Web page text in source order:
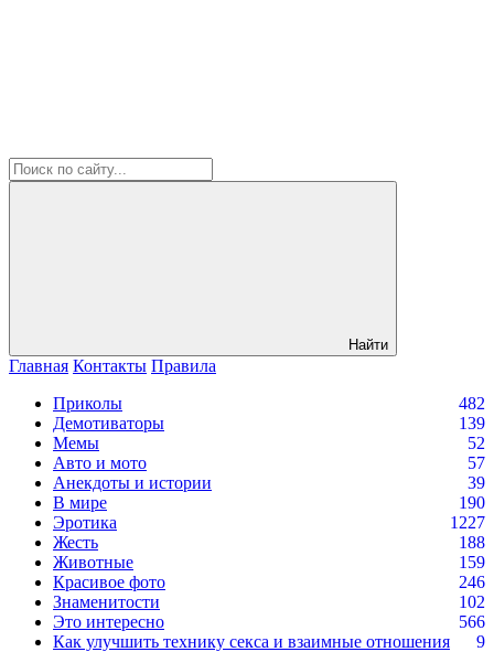
Найти
Главная Контакты Правила
Приколы
482
Демотиваторы
139
Мемы
52
Авто и мото
57
Анекдоты и истории
39
В мире
190
Эротика
1227
Жесть
188
Животные
159
Красивое фото
246
Знаменитости
102
Это интересно
566
Как улучшить технику секса и взаимные отношения
9